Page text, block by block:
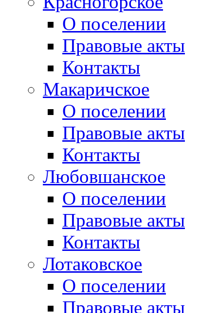
О поселении
Правовые акты
Контакты
Макаричское
О поселении
Правовые акты
Контакты
Любовшанское
О поселении
Правовые акты
Контакты
Лотаковское
О поселении
Правовые акты